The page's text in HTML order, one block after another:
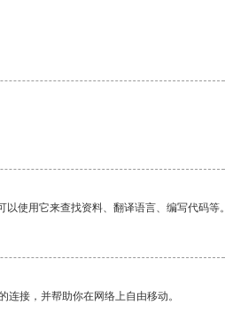
使用它来查找资料、翻译语言、编写代码等。
接，并帮助你在网络上自由移动。